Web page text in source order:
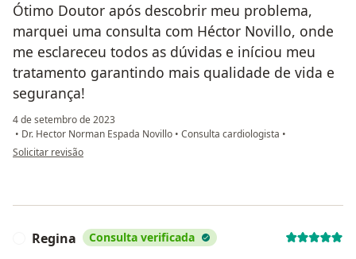
Ótimo Doutor após descobrir meu problema,
marquei uma consulta com Héctor Novillo, onde
me esclareceu todos as dúvidas e iníciou meu
tratamento garantindo mais qualidade de vida e
segurança!
4 de setembro de 2023
• Dr. Hector Norman Espada Novillo • Consulta cardiologista •
na opinião do utilizador José Genilson Araújo de Souza
Solicitar revisão
Regina Consulta verificada